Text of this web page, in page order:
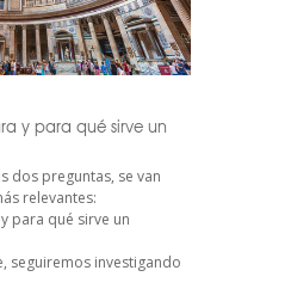
y para qué sirve un
dos preguntas, se van
relevantes:
para qué sirve un
seguiremos investigando